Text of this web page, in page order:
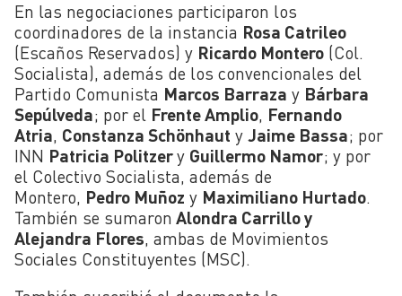
En las negociaciones participaron los
coordinadores de la instancia Rosa Catrileo
(Escaños Reservados) y Ricardo Montero (Col.
Socialista), además de los convencionales del
Partido Comunista Marcos Barraza y Bárbara
Sepúlveda; por el Frente Amplio, Fernando
Atria, Constanza Schönhaut y Jaime Bassa; por
INN Patricia Politzery Guillermo Namor; y por
el Colectivo Socialista, además de
Montero, Pedro Muñoz y Maximiliano Hurtado.
También se sumaron Alondra Carrillo y
Alejandra Flores, ambas de Movimientos
Sociales Constituyentes (MSC).